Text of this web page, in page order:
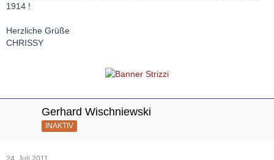
1914 !
Herzliche Grüße
CHRISSY
Gerhard Wischniewski
INAKTIV